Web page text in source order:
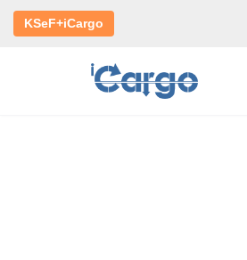
KSeF+iCargo